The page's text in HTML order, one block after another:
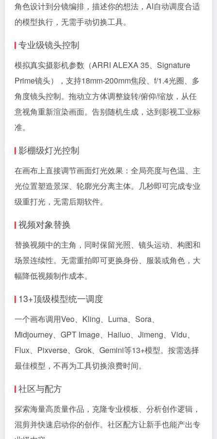
角色设计到分镜编排，描述你的想法，AI自动调度合适
的模型执行，无需手动切换工具。
专业级镜头控制
模拟真实摄影机参数（ARRI ALEXA 35、Signature
Prime镜头），支持18mm-200mm焦段、f/1.4光圈、多
角度镜头控制。拖动立方体调整旋转/俯仰/缩放，从任
意视角重新渲染画面。告别随机生成，达到影视工业标
准。
影棚级灯光控制
在画布上直接调节画面灯光效果：全局亮度与色温、主
光位置塑造景深、轮廓光分离主体。几秒即可完成专业
级重打光，无需后期软件。
视频对象替换
替换视频中的主角，同时保留光照、镜头运动、构图和
场景连续性。无需重拍即可更换身份、服装或角色，大
幅降低视频制作成本。
13+顶级模型统一调度
一个画布调用Veo、Kling、Luma、Sora、
Midjourney、GPT Image、Hailuo、Jimeng、Vidu、
Flux、Pixverse、Grok、Gemini等13+模型。按需选择
最佳模型，不再为工具切换浪费时间。
社区与配方
探索海量高质量作品，克隆专业模板、分析创作逻辑，
混剪并快速启动你的创作。社区配方让新手也能产出专